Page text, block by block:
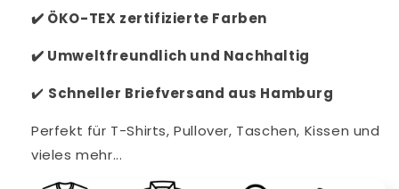
✔️ ÖKO-TEX zertifizierte Farben
✔️ Umweltfreundlich und Nachhaltig
✔️ Schneller Briefversand aus Hamburg
Perfekt für T-Shirts, Pullover, Taschen, Kissen und
vieles mehr...